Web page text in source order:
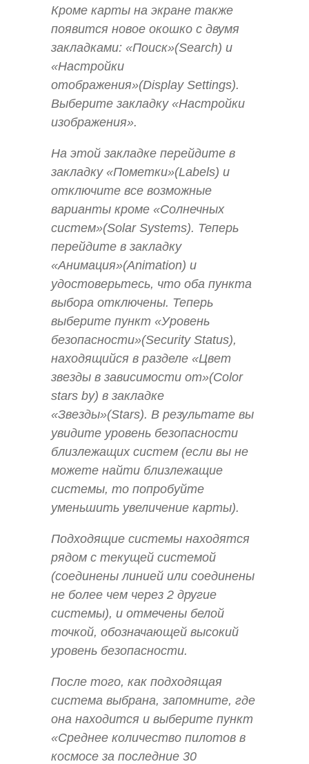
Кроме карты на экране также
появится новое окошко с двумя
закладками: «Поиск»(Search) и
«Настройки
отображения»(Display Settings).
Выберите закладку «Настройки
изображения».
На этой закладке перейдите в
закладку «Пометки»(Labels) и
отключите все возможные
варианты кроме «Солнечных
систем»(Solar Systems). Теперь
перейдите в закладку
«Анимация»(Animation) и
удостоверьтесь, что оба пункта
выбора отключены. Теперь
выберите пункт «Уровень
безопасности»(Security Status),
находящийся в разделе «Цвет
звезды в зависимости от»(Color
stars by) в закладке
«Звезды»(Stars). В результате вы
увидите уровень безопасности
близлежащих систем (если вы не
можете найти близлежащие
системы, то попробуйте
уменьшить увеличение карты).
Подходящие системы находятся
рядом с текущей системой
(соединены линией или соединены
не более чем через 2 другие
системы), и отмечены белой
точкой, обозначающей высокий
уровень безопасности.
После того, как подходящая
система выбрана, запомните, где
она находится и выберите пункт
«Среднее количество пилотов в
космосе за последние 30